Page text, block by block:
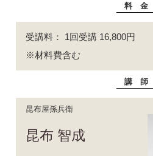
料 金
受講料： 1回受講 16,800円
※材料費含む
講 師
昆布屋孫兵衛
昆布 智成